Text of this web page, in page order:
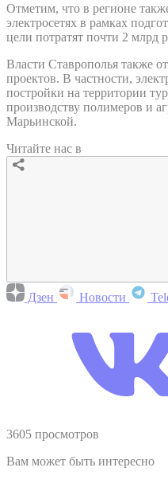
Отметим, что в регионе
электросетях в рамках
цели потратят почти 2 млрд
Власти Ставрополья также
проектов. В частности,
постройки на территории
производству полимеров и
Марьинской.
Читайте нас в
Дзен Новости
3605 просмотров
Вам может быть интересно